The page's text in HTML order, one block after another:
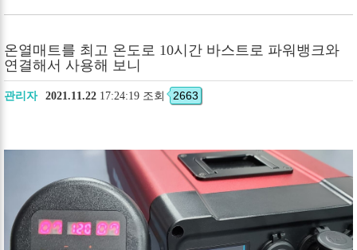
온열매트를 최고 온도로 10시간 바스트로 파워뱅크와
연결해서 사용해 보니
관리자 2021.11.22 17:24:19 조회 2663